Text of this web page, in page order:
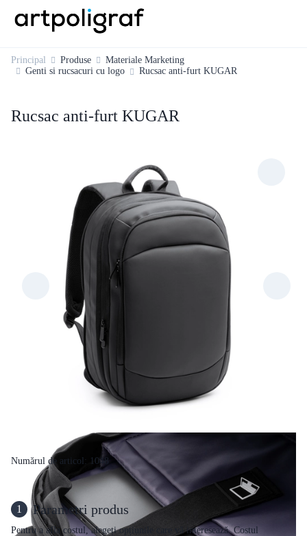
Principal Produse
Materiale Marketing
Genti si rucsacuri cu logo
Rucsac anti-furt KUGAR
Rucsac anti-furt KUGAR
Numărul de articol: 1048
1 Parametri produs
Pentru a afla costul, alegeți opțiunile care vă interesează. Costul